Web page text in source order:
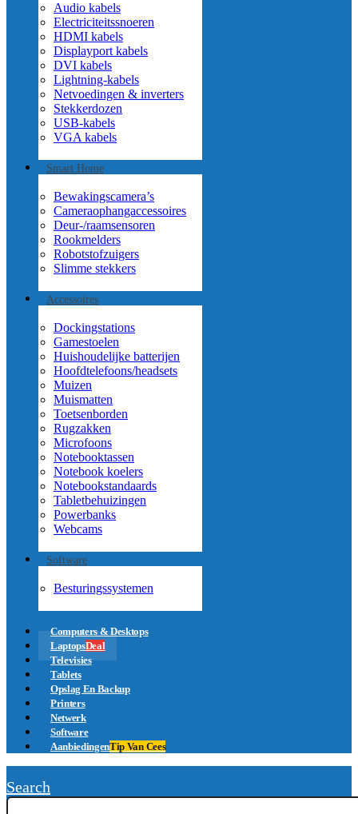
Audio kabels
Electriciteitssnoeren
HDMI kabels
Displayport kabels
DVI kabels
Lightning-kabels
Netvoedingen & inverters
Stekkerdozen
USB-kabels
VGA kabels
Smart Home
Bewakingscamera’s
Cameraophangaccessoires
Deur-/raamsensoren
Rookmelders
Robotstofzuigers
Slimme stekkers
Accessoires
Dockingstations
Gamestoelen
Huishoudelijke batterijen
Hoofdtelefoons/headsets
Muizen
Muismatten
Toetsenborden
Rugzakken
Microfoons
Notebooktassen
Notebook koelers
Notebookstandaards
Tabletbehuizingen
Powerbanks
Webcams
Software
Besturingssystemen
Computers & Desktops
LaptopsDeal
Televisies
Tablets
Opslag En Backup
Printers
Netwerk
Software
AanbiedingenTip Van Cees
Search